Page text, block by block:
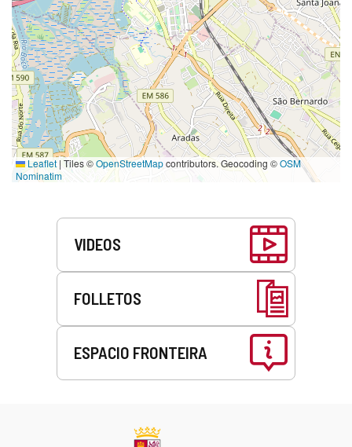
Leaflet | Tiles ©OpenStreetMapcontributors. Geocoding ©OSM
Nominatim
VIDEOS
FOLLETOS
ESPACIO FRONTEIRA